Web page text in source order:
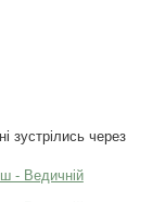
зустрілись через